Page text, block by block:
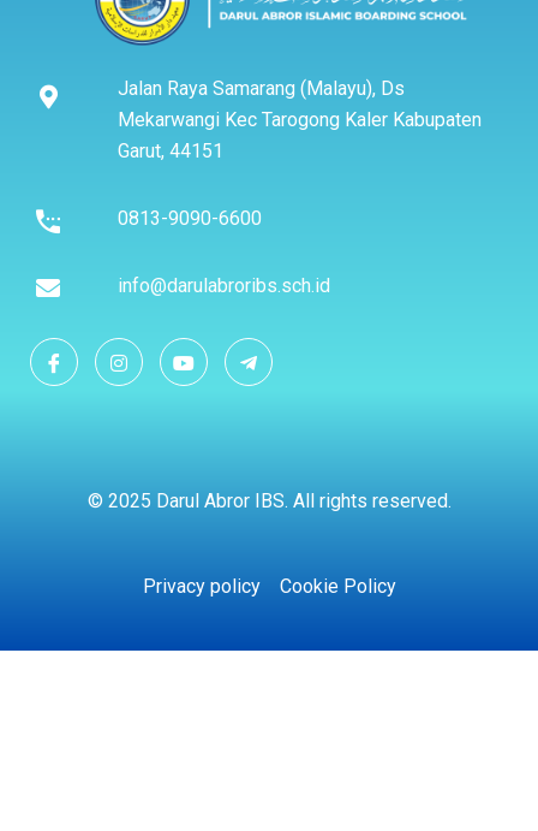
Jalan Raya Samarang (Malayu), Ds
Mekarwangi Kec Tarogong Kaler Kabupaten
Garut, 44151
0813-9090-6600
info@darulabroribs.sch.id
© 2025 Darul Abror IBS. All rights reserved.
Privacy policy Cookie Policy